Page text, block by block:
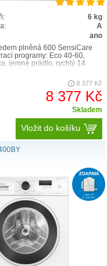
6 kg
A
ano
plněná 600 SensiCare
programy: Eco 40-60,
jemné prádlo, rychlý 14
8 377 Kč
8 377 Kč
Skladem
Vložit do košíku